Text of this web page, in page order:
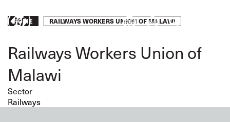
main
Breadcrumb
HOME RAILWAYS WORKERS UNION OF MALAWI
Railways Workers Union of
Malawi
Sector
Railways